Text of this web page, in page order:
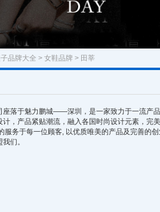
品牌大全 > 女鞋品牌 > 田莘
座落于魅力鹏城——深圳，是一家致力于一流产
计，产品紧贴潮流，融入各国时尚设计元素，完
服务于每一位顾客, 以优质唯美的产品及完善的
们。